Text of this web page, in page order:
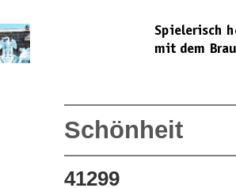
Schönheit
41299